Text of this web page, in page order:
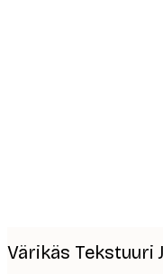
Värikäs Tekstuuri